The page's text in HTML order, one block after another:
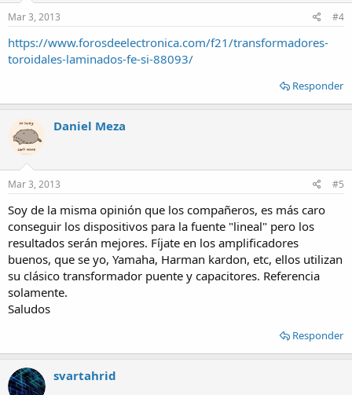
Mar 3, 2013 #4
https://www.forosdeelectronica.com/f21/transformadores-
toroidales-laminados-fe-si-88093/
Responder
Daniel Meza
Mar 3, 2013 #5
Soy de la misma opinión que los compañeros, es más caro
conseguir los dispositivos para la fuente "lineal" pero los
resultados serán mejores. Fíjate en los amplificadores
buenos, que se yo, Yamaha, Harman kardon, etc, ellos utilizan
su clásico transformador puente y capacitores. Referencia
solamente.
Saludos
Responder
svartahrid